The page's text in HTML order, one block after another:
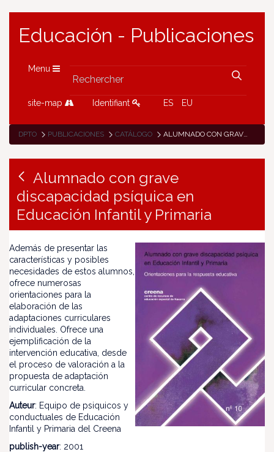
Educación - Publicaciones
Menu
site-map Identifiant ES EU
DPTO PUBLICACIONES CATÁLOGO ALUMNADO CON GRAVE DISCAPACIDAD PSÍQUICA EN EDUCACIÓN INFANTIL Y PRIMARIA
Alumnado con grave
discapacidad psíquica en
Educación Infantil y Primaria
Además de presentar las
características y posibles
necesidades de estos alumnos,
ofrece numerosas
orientaciones para la
elaboración de las
adaptaciones curriculares
individuales. Ofrece una
ejemplificación de la
intervención educativa, desde
el proceso de valoración a la
propuesta de adaptación
curricular concreta.
Auteur: Equipo de psiquicos y
conductuales de Educación
Infantil y Primaria del Creena
publish-year: 2001